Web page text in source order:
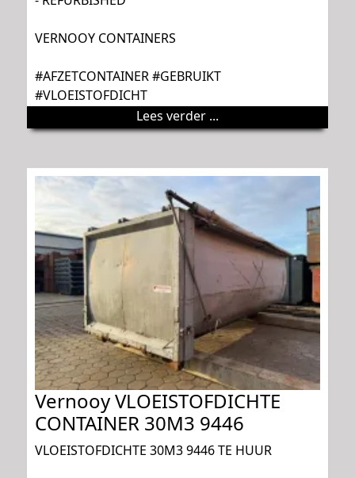
VERNOOY CONTAINERS
#AFZETCONTAINER #GEBRUIKT
#VLOEISTOFDICHT
Lees verder ...
Vernooy VLOEISTOFDICHTE
CONTAINER 30M3 9446
VLOEISTOFDICHTE 30M3 9446 TE HUUR